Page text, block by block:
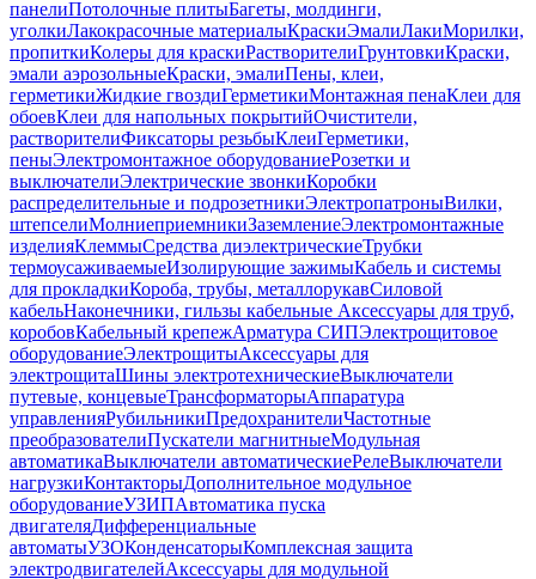
панелиПотолочные плитыБагеты, молдинги,
уголкиЛакокрасочные материалыКраскиЭмалиЛакиМорилки,
пропиткиКолеры для краскиРастворителиГрунтовкиКраски,
эмали аэрозольныеКраски, эмалиПены, клеи,
герметикиЖидкие гвоздиГерметикиМонтажная пенаКлеи для
обоевКлеи для напольных покрытийОчистители,
растворителиФиксаторы резьбыКлеиГерметики,
пеныЭлектромонтажное оборудованиеРозетки и
выключателиЭлектрические звонкиКоробки
распределительные и подрозетникиЭлектропатроныВилки,
штепселиМолниеприемникиЗаземлениеЭлектромонтажные
изделияКлеммыСредства диэлектрическиеТрубки
термоусаживаемыеИзолирующие зажимыКабель и системы
для прокладкиКороба, трубы, металлорукавСиловой
кабельНаконечники, гильзы кабельные Аксессуары для труб,
коробовКабельный крепежАрматура СИПЭлектрощитовое
оборудованиеЭлектрощитыАксессуары для
электрощитаШины электротехническиеВыключатели
путевые, концевыеТрансформаторыАппаратура
управленияРубильникиПредохранителиЧастотные
преобразователиПускатели магнитныеМодульная
автоматикаВыключатели автоматическиеРелеВыключатели
нагрузкиКонтакторыДополнительное модульное
оборудованиеУЗИПАвтоматика пуска
двигателяДифференциальные
автоматыУЗОКонденсаторыКомплексная защита
электродвигателейАксессуары для модульной